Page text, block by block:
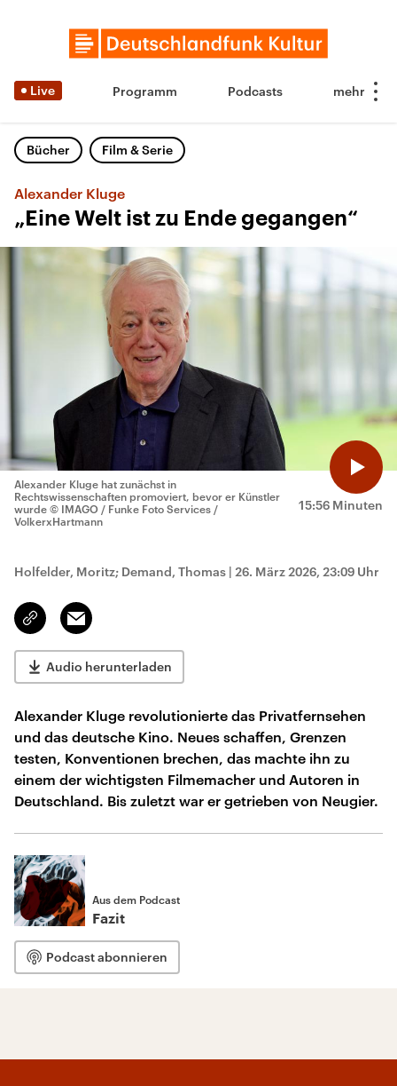
Live Programm Podcasts
Bücher Film & Serie
Alexander Kluge
„Eine Welt ist zu Ende gegangen“
15:56 Minuten
Alexander Kluge hat zunächst in
Rechtswissenschaften promoviert, bevor er Künstler
wurde © IMAGO / Funke Foto Services /
VolkerxHartmann
Holfelder, Moritz; Demand, Thomas | 26. März 2026, 23:09 Uhr
Link
kopieren/teilen
Email
Audio herunterladen
Alexander Kluge revolutionierte das Privatfernsehen
und das deutsche Kino. Neues schaffen, Grenzen
testen, Konventionen brechen, das machte ihn zu
einem der wichtigsten Filmemacher und Autoren in
Deutschland. Bis zuletzt war er getrieben von Neugier.
Aus dem Podcast
Fazit
Podcast abonnieren